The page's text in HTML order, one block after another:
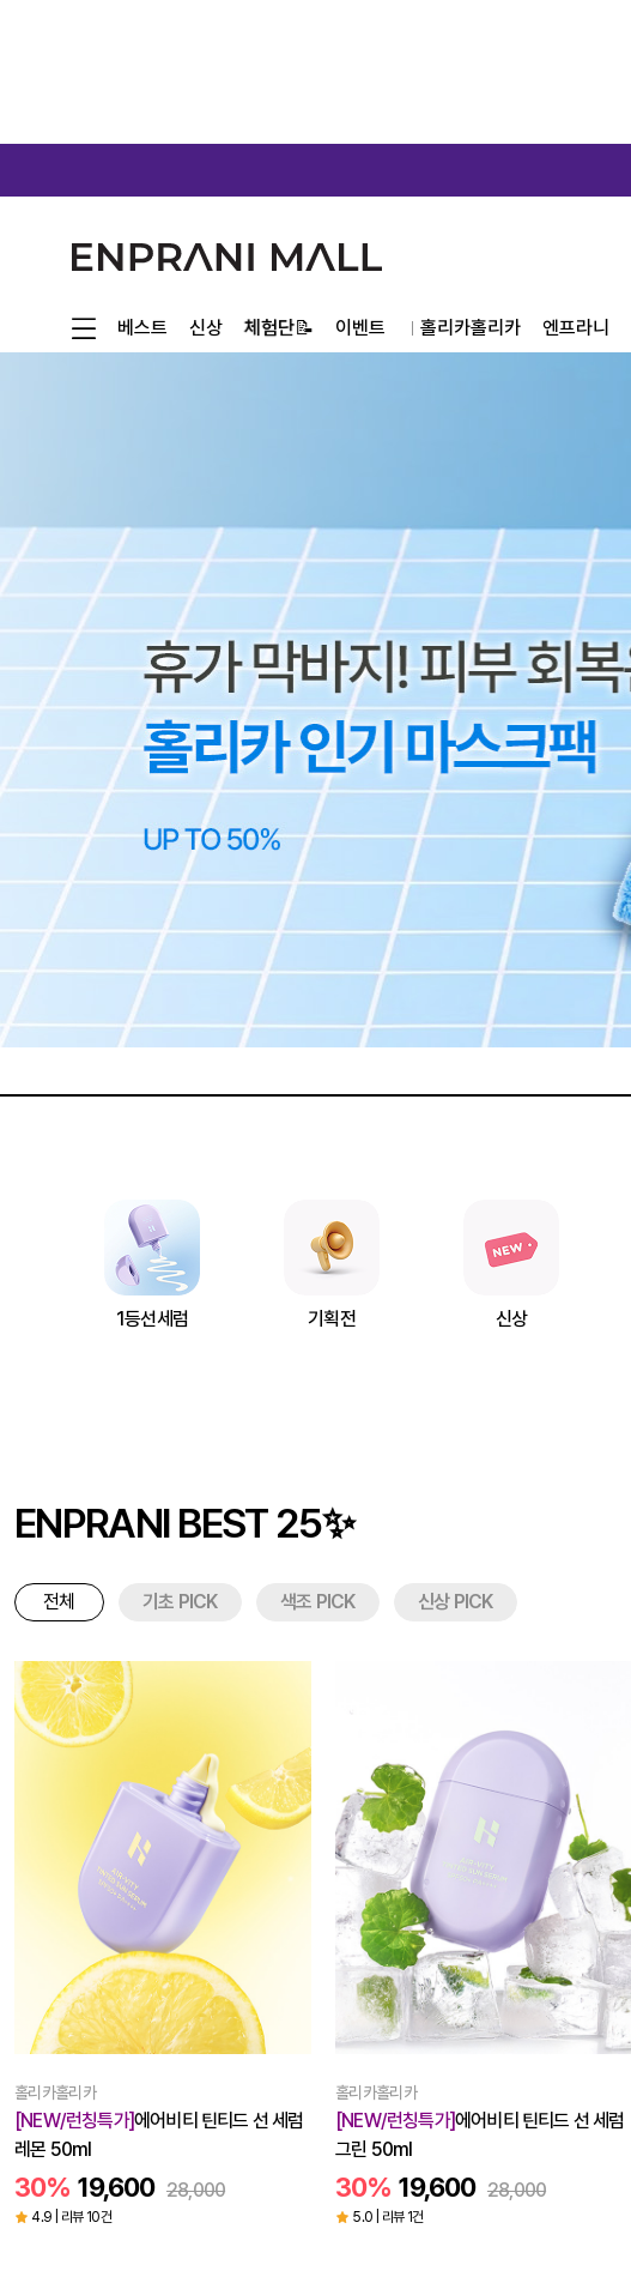
베스트 신상 체험단📝 이벤트 홀리카홀리카 엔프라니
1등선세럼 기획전 신상
ENPRANI BEST 25✨
전체 기초 PICK 색조 PICK 신상 PICK
홀리카홀리카
[NEW/런칭특가]에어비티 틴티드 선 세럼
그린 50ml
30% 19,600 28,000
5.0 | 리뷰 1건
홀리카홀리카
[NEW/런칭특가]에어비티 선 세럼 50ml
30% 19,600
4.9 | 리뷰 8건